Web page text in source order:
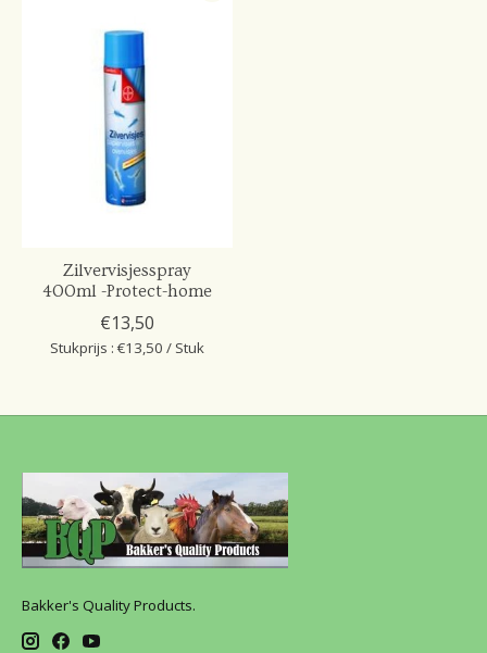
Zilvervisjesspray
400ml -Protect-home
€13,50
Stukprijs : €13,50 / Stuk
Bakker's Quality Products.